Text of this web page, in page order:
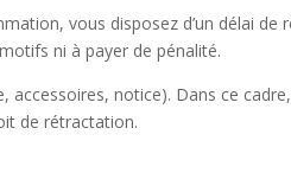
vous disposez d’un délai
ni à payer de pénalité.
notice). Dans ce
de rétractation.